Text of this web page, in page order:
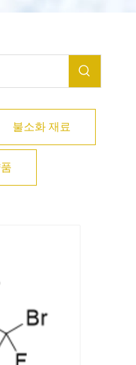
불소화 재료